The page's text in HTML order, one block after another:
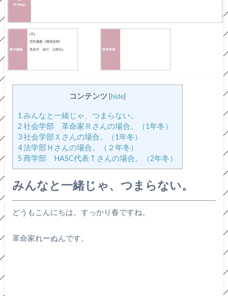
コンテンツ [hide]
1 みんなと一緒じゃ、つまらない。
2 社会学部 革命家Ｒさんの場合。（1年冬）
3社会学部Ｘさんの場合。（1年冬）
4法学部Ｈさんの場合。（２年冬）
5 商学部 HASC代表Ｔさんの場合。（2年冬）
みんなと一緒じゃ、つまらない。
どうもこんにちは。すっかり春ですね。
革命家れーぬんです。